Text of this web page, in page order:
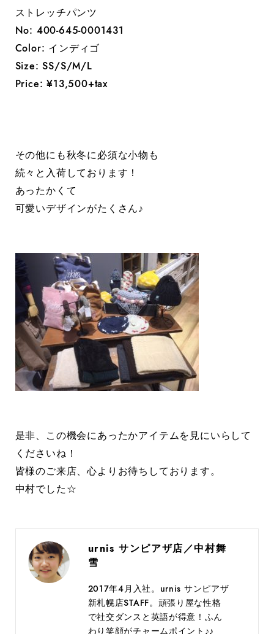
ストレッチパンツ
No: 400-645-0001431
Color: インディゴ
Size: SS/S/M/L
Price: ¥13,500+tax
その他にも秋冬に必須な小物も
続々と入荷しております！
あったかくて
可愛いデザインがたくさん♪
是非、この機会にあったかアイテムを見にいらして
くださいね！
皆様のご来店、心よりお待ちしております。
中村でした☆
urnis サンピアザ店／中村舞
雪
2017年4月入社。urnis サンピアザ
新札幌店STAFF。頑張り屋な性格
で社交ダンスと英語が得意！ふん
わり笑顔がチャームポイント♪♪